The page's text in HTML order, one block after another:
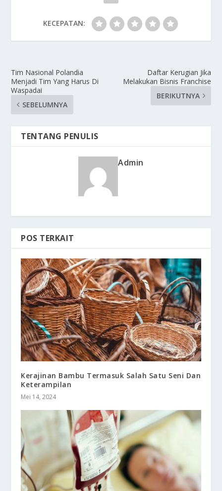
KECEPATAN:
Tim Nasional Polandia
Menjadi Tim Yang Harus Di
Waspadai
SEBELUMNYA
Daftar Kerugian Jika
Melakukan Bisnis Franchise
BERIKUTNYA
TENTANG PENULIS
Admin
POS TERKAIT
Kerajinan Bambu Termasuk Salah Satu Seni Dan
Keterampilan
Mei 14, 2024